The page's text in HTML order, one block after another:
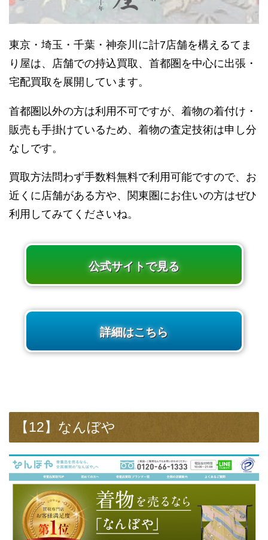
東京・埼玉・千葉・神奈川に計7店舗を構えるてま
り屋は、店舗での持込買取、首都圏を中心に出張・
宅配買取を展開しています。
首都圏以外の方は利用不可ですが、着物の着付け・
販売も手掛けているため、着物の査定技術は申し分
なしです。
買取方法問わず手数料無料で利用可能ですので、お
近くに店舗がある方や、関東圏にお住いの方はぜひ
利用してみてくださいね。
公式サイトで見る
詳細はこちら
【12】なんぼや